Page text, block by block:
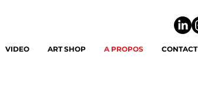
VIDEO ART SHOP A PROPOS CONTACT